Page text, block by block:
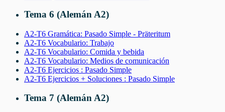
Tema 6 (Alemán A2)
A2-T6 Gramática: Pasado Simple - Präteritum
A2-T6 Vocabulario: Trabajo
A2-T6 Vocabulario: Comida y bebida
A2-T6 Vocabulario: Medios de comunicación
A2-T6 Ejercicios : Pasado Simple
A2-T6 Ejercicios + Soluciones : Pasado Simple
Tema 7 (Alemán A2)